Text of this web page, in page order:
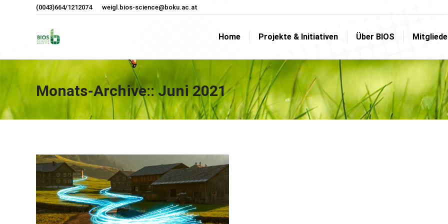
(0043)664/1212074 weigl.bios-science@boku.ac.at
Home Projekte & Initiativen Über BIOS
Monats-Archive::Juni 2021
Home Projekte & Initiativen Über BIOS